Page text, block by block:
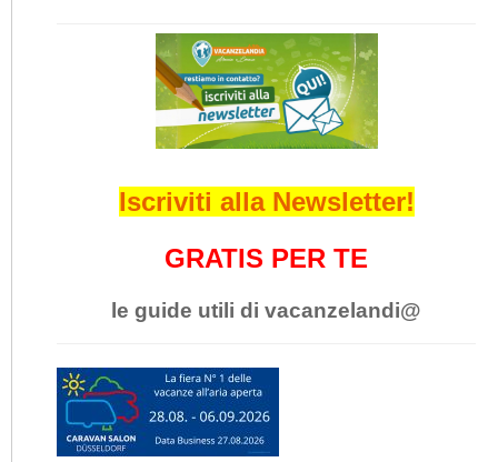
Iscriviti alla Newsletter!
GRATIS PER TE
le guide utili di vacanzelandi@